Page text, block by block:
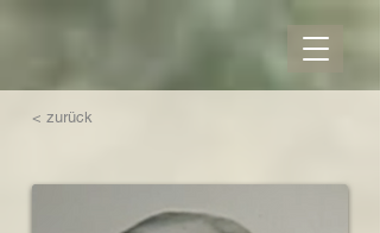
< zurück